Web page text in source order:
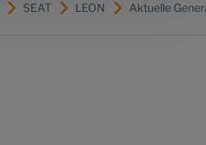
SEAT LEON Aktuelle